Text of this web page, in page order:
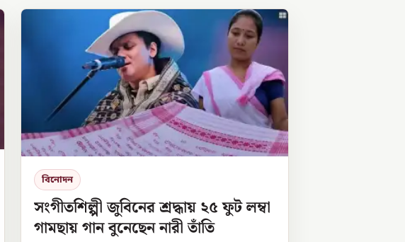
বিনোদন
সংগীতশিল্পী জুবিনের শ্রদ্ধায় ২৫ ফুট লম্বা
গামছায় গান বুনেছেন নারী তাঁতি